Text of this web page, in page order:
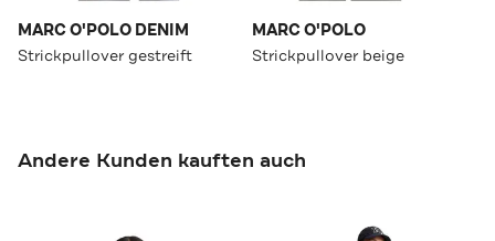
MARC O'POLO DENIM
Strickpullover gestreift
MARC O'POLO
Strickpullover beige
Andere Kunden kauften auch